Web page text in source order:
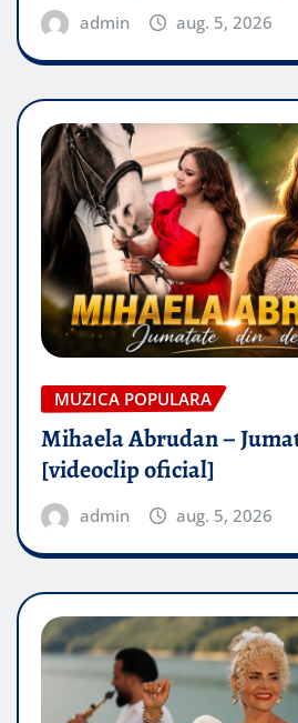
admin aug. 5, 2026
MUZICA POPULARA
Mihaela Abrudan –
[videoclip oficial]
admin aug. 5, 2026